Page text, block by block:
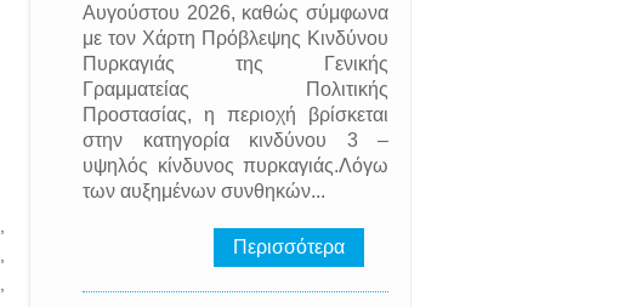
Αυγούστου 2026, καθώς σύμφωνα
με τον Χάρτη Πρόβλεψης Κινδύνου
Πυρκαγιάς της Γενικής
Γραμματείας Πολιτικής
Προστασίας, η περιοχή βρίσκεται
στην κατηγορία κινδύνου 3 –
υψηλός κίνδυνος πυρκαγιάς.Λόγω
των αυξημένων συνθηκών...
Περισσότερα